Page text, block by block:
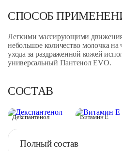
СПОСОБ
Легкими массирующими
небольшое количество молочка
ухода за раздраженной кожей
универсальный Пантенол EVO.
СОСТАВ
Декспантенол Витамин Е
Полный состав